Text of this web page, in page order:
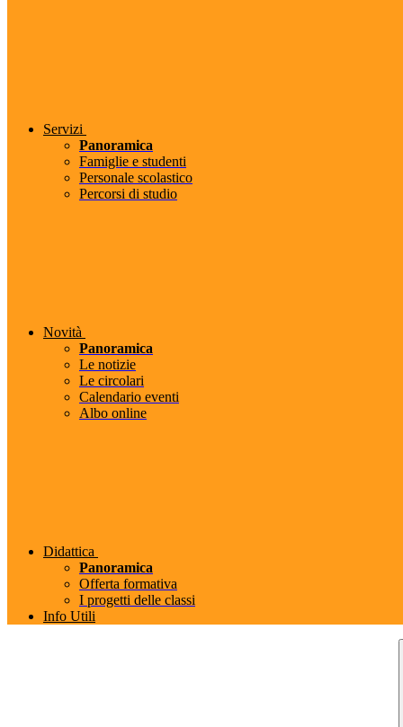
Servizi
Panoramica
Famiglie e studenti
Personale scolastico
Percorsi di studio
Novità
Panoramica
Le notizie
Le circolari
Calendario eventi
Albo online
Didattica
Panoramica
Offerta formativa
I progetti delle classi
Info Utili